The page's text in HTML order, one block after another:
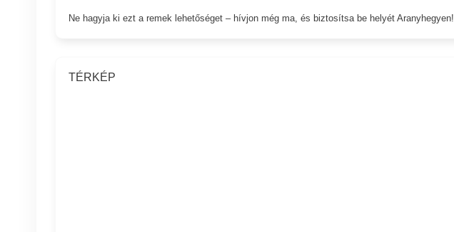
Ne hagyja ki ezt a remek lehetőséget – hívjon még ma, és biztosítsa be helyét Aranyhegyen!
TÉRKÉP